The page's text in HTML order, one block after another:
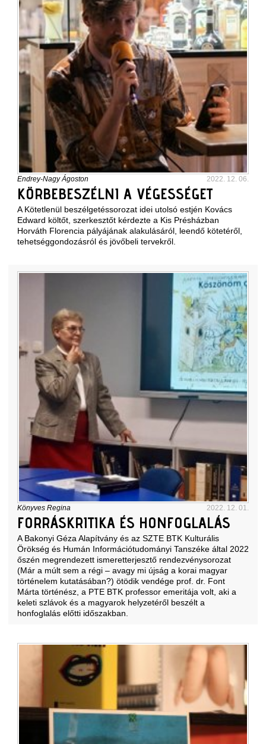
Endrey-Nagy Ágoston 2022. 12. 06.
KÖRBEBESZÉLNI A VÉGESSÉGET
A Kötetlenül beszélgetéssorozat idei utolsó estjén Kovács
Edward költőt, szerkesztőt kérdezte a Kis Présházban
Horváth Florencia pályájának alakulásáról, leendő kötetéről,
tehetséggondozásról és jövőbeli tervekről.
Könyves Regina 2022. 12. 01.
FORRÁSKRITIKA ÉS HONFOGLALÁS
A Bakonyi Géza Alapítvány és az SZTE BTK Kulturális
Örökség és Humán Információtudományi Tanszéke által 2022
őszén megrendezett ismeretterjesztő rendezvénysorozat
(Már a múlt sem a régi – avagy mi újság a korai magyar
történelem kutatásában?) ötödik vendége prof. dr. Font
Márta történész, a PTE BTK professor emeritája volt, aki a
keleti szlávok és a magyarok helyzetéről beszélt a
honfoglalás előtti időszakban.